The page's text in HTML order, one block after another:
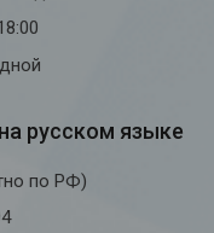
рус­ском языке
по РФ)